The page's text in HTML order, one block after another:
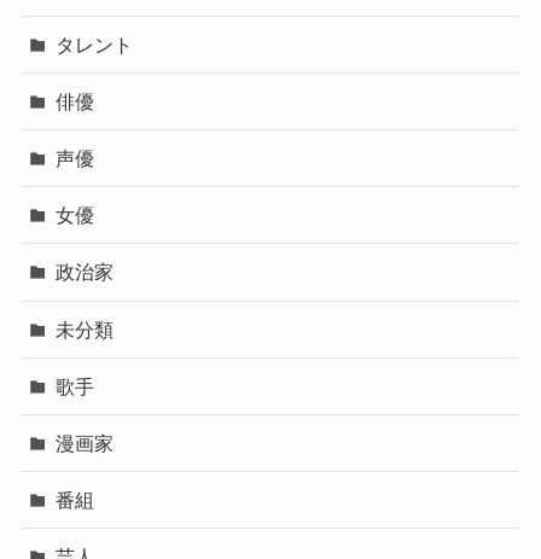
タレント
俳優
声優
女優
政治家
未分類
歌手
漫画家
番組